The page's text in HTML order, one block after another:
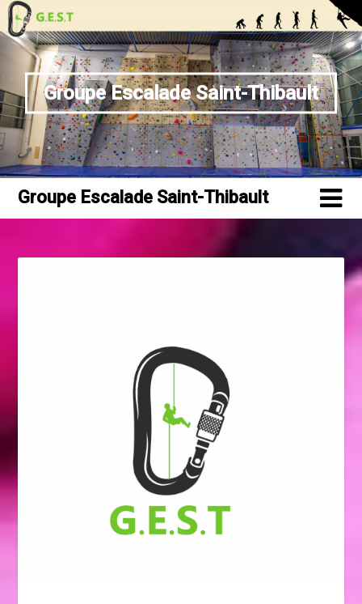
Skip
to
content
Groupe Escalade Saint-Thibault
Groupe Escalade Saint-Thibault